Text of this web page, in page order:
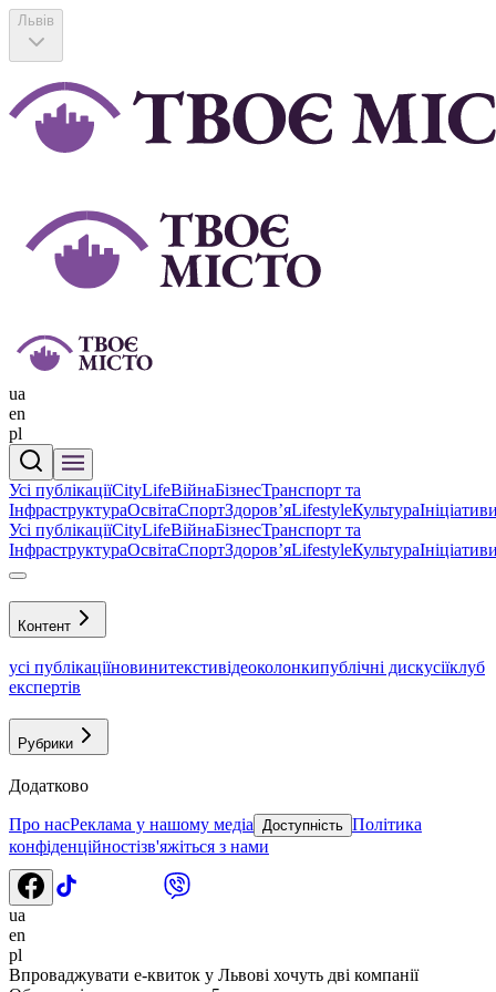
Львів
ua
en
pl
Усі публікаціїCityLifeВійнаБізнесТранспорт та
ІнфраструктураОсвітаСпортЗдоровʼяLifestyleКультура
Усі публікаціїCityLifeВійнаБізнесТранспорт та
ІнфраструктураОсвітаСпортЗдоровʼяLifestyleКультура
Контент
усі публікаціїновинитекстивідеоколонкипублічні дискусіїклуб
експертів
Рубрики
Додатково
Про насРеклама у нашому медіа Доступність Політика
конфіденційностізв'яжіться з нами
ua
en
pl
Впроваджувати е-квиток у Львові хочуть дві компанії